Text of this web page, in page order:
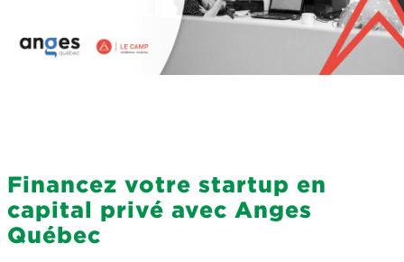
Financez votre startup en
capital privé avec Anges
Québec